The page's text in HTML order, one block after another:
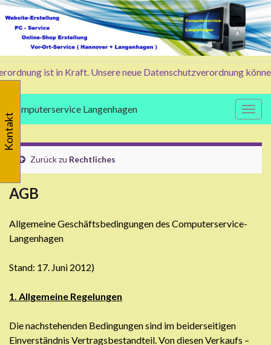
ist in Kraft. Unsere neue Datenschutzverordnung können
Computerservice Langenhagen
Zurück zu Rechtliches
AGB
Allgemeine Geschäftsbedingungen des Computerservice-
Langenhagen
Stand: 17. Juni 2012)
1. Allgemeine Regelungen
Die nachstehenden Bedingungen sind im beiderseitigen
Einverständnis Vertragsbestandteil. Von diesen Verkaufs –
Kontakt